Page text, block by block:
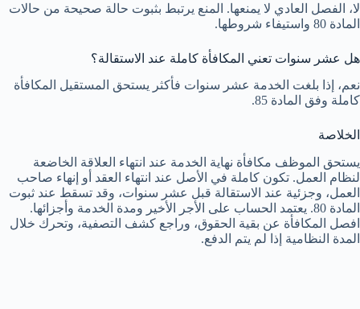
لا، الفصل العادي لا يمنعها. المنع يرتبط بثبوت حالة صحيحة من حالات
المادة 80 واستيفاء شروطها.
هل عشر سنوات تعني المكافأة كاملة عند الاستقالة؟
نعم، إذا بلغت الخدمة عشر سنوات فأكثر يستحق المستقيل المكافأة
كاملة وفق المادة 85.
الخلاصة
يستحق الموظف مكافأة نهاية الخدمة عند انتهاء العلاقة الخاضعة
لنظام العمل. تكون كاملة في الأصل عند انتهاء العقد أو إنهاء صاحب
العمل، وجزئية عند الاستقالة قبل عشر سنوات، وقد تسقط عند ثبوت
المادة 80. يعتمد الحساب على الأجر الأخير ومدة الخدمة وأجزائها.
افصل المكافأة عن بقية الحقوق، وراجع كشف التصفية، وتحرك خلال
المدة النظامية إذا لم يتم الدفع.